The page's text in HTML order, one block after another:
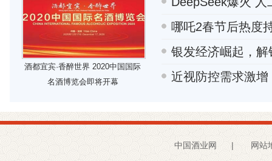
酒都宜宾·香醉世界 2020中国国际
名酒博览会即将开幕
哪吒2春节后热度
银发经济崛起，
近视防控需求激
中国酒业网 | 网站